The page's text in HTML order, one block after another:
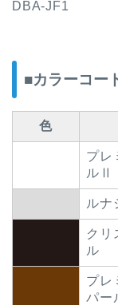
DBA-JF1
■カラーコー
色
プレ
ルⅡ
ルナ
クリ
ル
プレ
パー